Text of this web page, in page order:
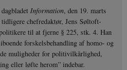
Information, den 19. marts
chefredaktør, Jens Søltoft-
til at fjerne § 225, stk. 4. Han
forskelsbehandling af homo- og
muligheder for politivilkårlighed,
eller løfte herom” indebar.